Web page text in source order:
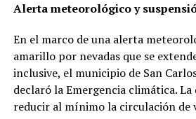
hecho de hierro y níquel.La
metálico, un manto y una corteza.
mientras se formaba un
golpeado por otro objeto en
perdió su manto y corteza”, explicó
comunicado.
Alerta meteorológico y
En el marco de una alerta
amarillo por nevadas que se
inclusive, el municipio de San
declaró la Emergencia climática. La
reducir al mínimo la circulación de